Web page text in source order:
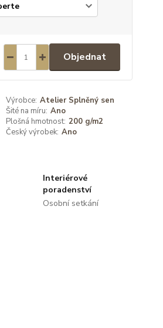
Objednat
Výrobce: Atelier Splněný sen
Šité na míru: Ano
Plošná hmotnost: 200 g/m2
Český výrobek: Ano
Interiérové
poradenství
Osobní setkání